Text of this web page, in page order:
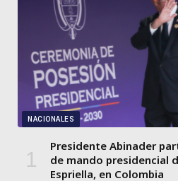
NACIONALES
Presidente Abinader
de mando presidencial
Espriella, en Colombia